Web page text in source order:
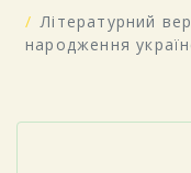
Літературний
народження